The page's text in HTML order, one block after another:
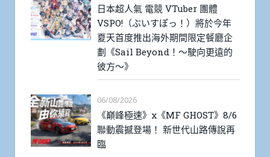
日本超人氣 電競 VTuber 團體
VSPO!（ぶいすぽっ！）將於今年
夏天首度推出海外期間限定餐廳企
劃《Sail Beyond！～駛向更遠的
彼方～》
06/08/2026
《巔峰極速》x《MF GHOST》8/6
聯動震撼登場！ 新世代山路傳說再
臨